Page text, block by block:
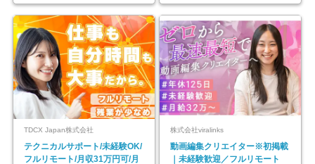
TDCX Japan株式会社
テクニカルサポート/未経験OK/
フルリモート/月収31万円可/月
株式会社viralinks
動画編集クリエイター※初掲載
｜未経験歓迎／フルリモート